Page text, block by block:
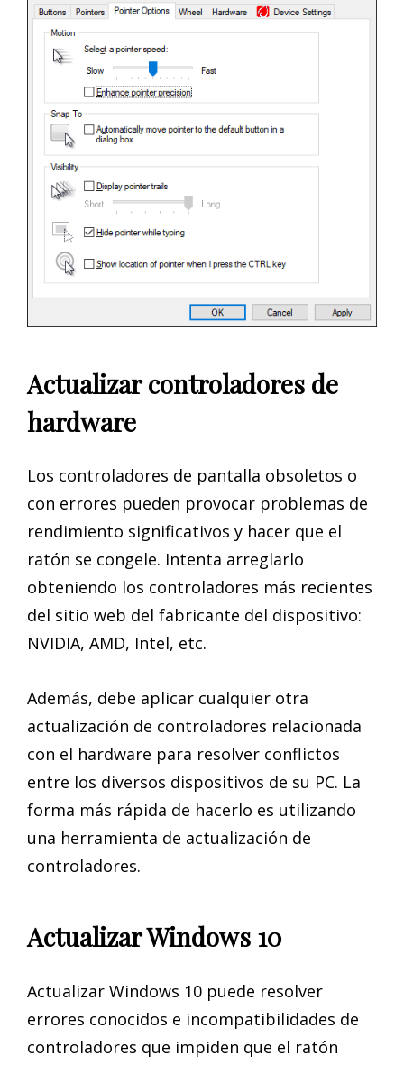
Actualizar controladores de
hardware
Los controladores de pantalla obsoletos o
con errores pueden provocar problemas de
rendimiento significativos y hacer que el
ratón se congele. Intenta arreglarlo
obteniendo los controladores más recientes
del sitio web del fabricante del dispositivo:
NVIDIA, AMD, Intel, etc.
Además, debe aplicar cualquier otra
actualización de controladores relacionada
con el hardware para resolver conflictos
entre los diversos dispositivos de su PC. La
forma más rápida de hacerlo es utilizando
una herramienta de actualización de
controladores.
Actualizar Windows 10
Actualizar Windows 10 puede resolver
errores conocidos e incompatibilidades de
controladores que impiden que el ratón